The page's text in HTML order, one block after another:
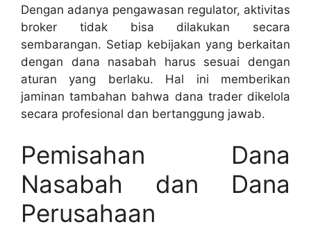
Dengan adanya pengawasan regulator, aktivitas
broker tidak bisa dilakukan secara
sembarangan. Setiap kebijakan yang berkaitan
dengan dana nasabah harus sesuai dengan
aturan yang berlaku. Hal ini memberikan
jaminan tambahan bahwa dana trader dikelola
secara profesional dan bertanggung jawab.
Pemisahan Dana
Nasabah dan Dana
Perusahaan